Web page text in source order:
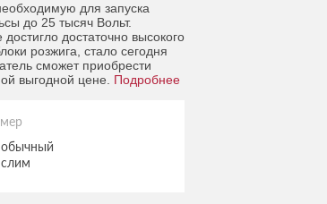
для запуска
до 25 тысяч Вольт.
достаточно высокого
розжига, стало сегодня
сможет приобрести
выгодной цене. Подробнее
обычный
слим